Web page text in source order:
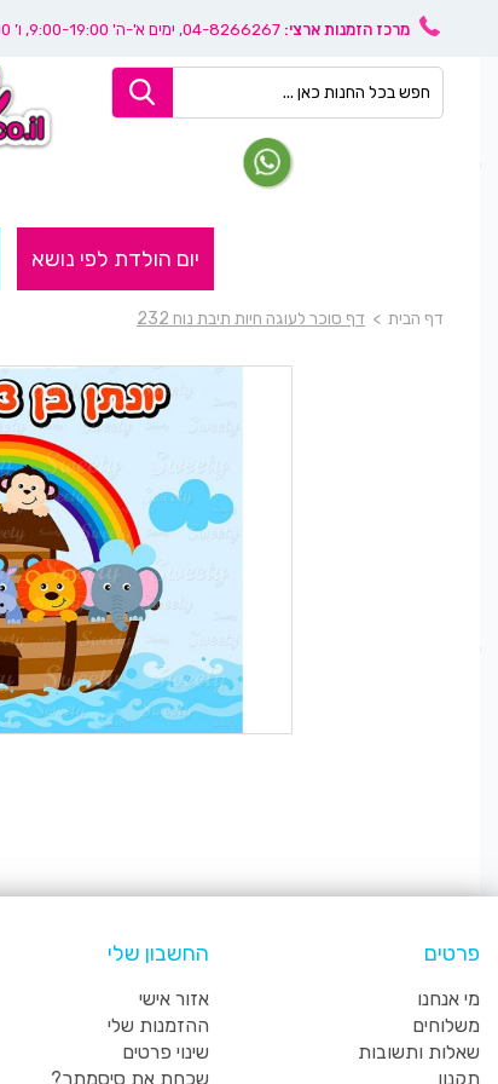
מרכז הזמנות ארצי: 04-8266267, ימים א'-ה' 9:00-19:00, ו’ 08:30-14:00
יום הולדת לפי נושא
דף הבית > דף סוכר לעוגה חיות תיבת נוח 232
פרטים
מי אנחנו
משלוחים
שאלות ותשובות
תקנון
החשבון שלי
אזור אישי
ההזמנות שלי
שינוי פרטים
שכחת את סיסמתך?